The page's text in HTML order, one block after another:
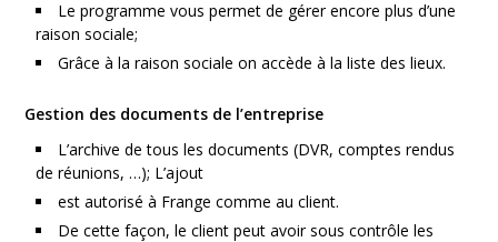
Le programme vous permet de gérer encore plus d’une
raison sociale;
Grâce à la raison sociale on accède à la liste des lieux.
Gestion des documents de l’entreprise
L’archive de tous les documents (DVR, comptes rendus
de réunions, …); L’ajout
est autorisé à Frange comme au client.
De cette façon, le client peut avoir sous contrôle les